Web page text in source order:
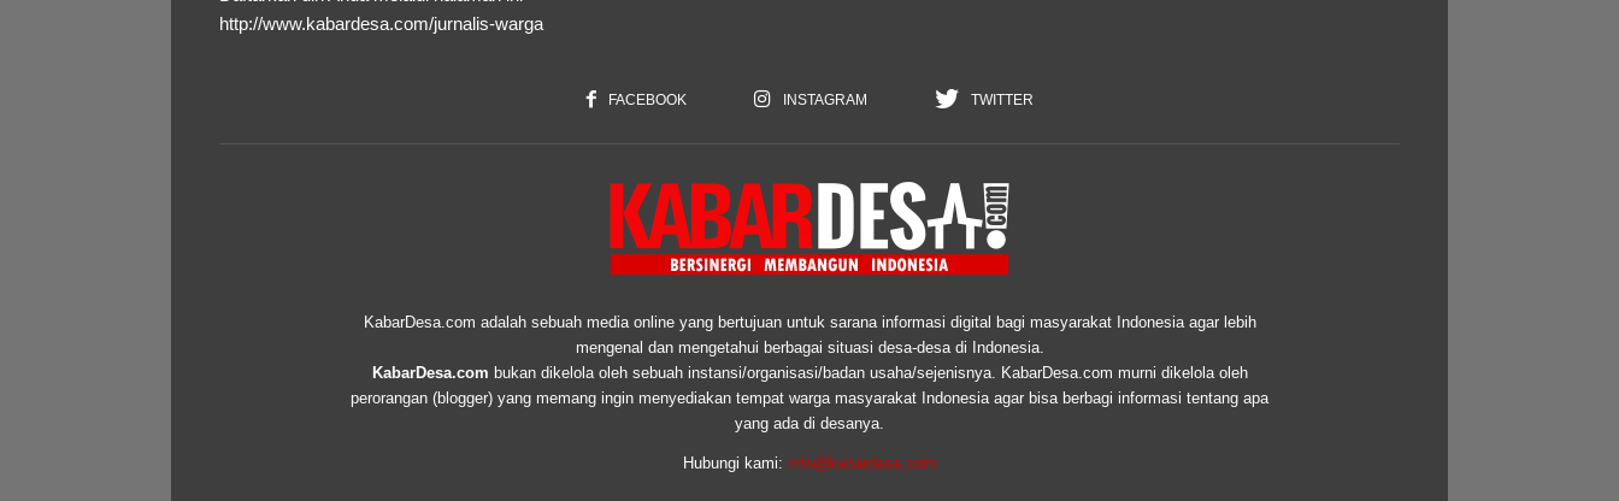
http://www.kabardesa.com/jurnalis-warga
FACEBOOK INSTAGRAM TWITTER
KabarDesa.com adalah sebuah media online yang bertujuan untuk sarana informasi digital bagi masyarakat Indonesia agar lebih
mengenal dan mengetahui berbagai situasi desa-desa di Indonesia.
KabarDesa.com bukan dikelola oleh sebuah instansi/organisasi/badan usaha/sejenisnya. KabarDesa.com murni dikelola oleh
perorangan (blogger) yang memang ingin menyediakan tempat warga masyarakat Indonesia agar bisa berbagi informasi tentang apa
yang ada di desanya.
Hubungi kami: info@kabardesa.com